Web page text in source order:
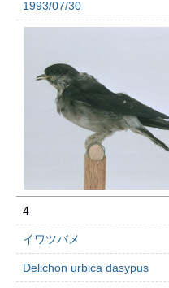
1993/07/30
4
イワツバメ
Delichon urbica dasypus